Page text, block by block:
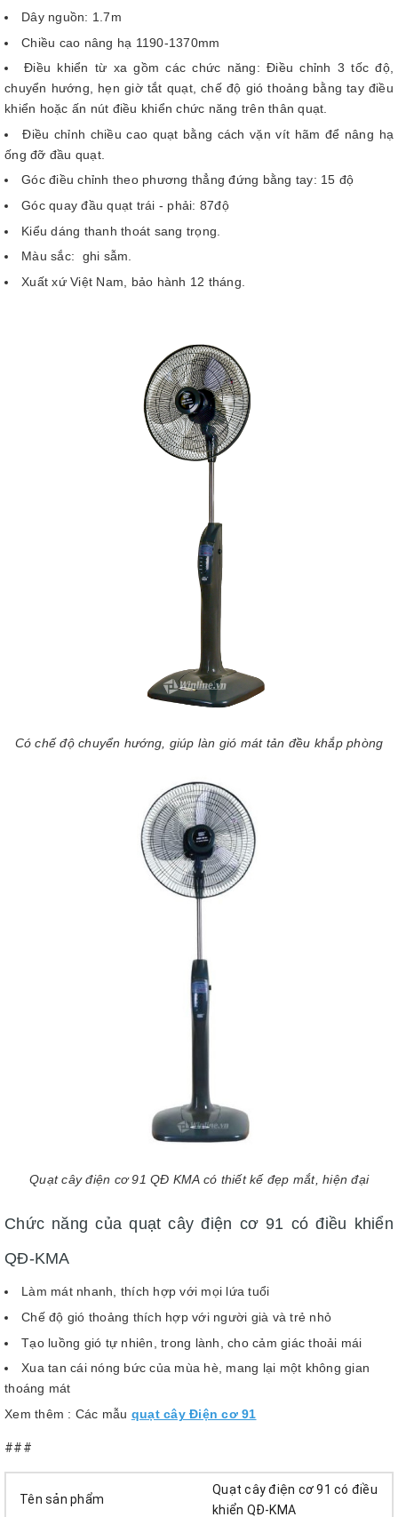
Dây nguồn: 1.7m
Chiều cao nâng hạ 1190-1370mm
Điều khiển từ xa gồm các chức năng: Điều chỉnh 3 tốc độ,
chuyển hướng, hẹn giờ tắt quạt, chế độ gió thoảng bằng tay điều
khiển hoặc ấn nút điều khiển chức năng trên thân quạt.
Điều chỉnh chiều cao quạt bằng cách vặn vít hãm để nâng hạ
ống đỡ đầu quạt.
Góc điều chỉnh theo phương thẳng đứng bằng tay: 15 độ
Góc quay đầu quạt trái - phải: 87độ
Kiểu dáng thanh thoát sang trọng.
Màu sắc: ghi sẫm.
Xuất xứ Việt Nam, bảo hành 12 tháng.
Có chế độ chuyển hướng, giúp làn gió mát tản đều khắp phòng
Quạt cây điện cơ 91 QĐ KMA có thiết kế đẹp mắt, hiện đại
Chức năng của quạt cây điện cơ 91 có điều khiển
QĐ-KMA
Làm mát nhanh, thích hợp với mọi lứa tuổi
Chế độ gió thoảng thích hợp với người già và trẻ nhỏ
Tạo luồng gió tự nhiên, trong lành, cho cảm giác thoải mái
Xua tan cái nóng bức của mùa hè, mang lại một không gian
thoáng mát
Xem thêm : Các mẫu quạt cây Điện cơ 91
###
Tên sản phẩm
Quạt cây điện cơ 91 có điều
khiển QĐ-KMA